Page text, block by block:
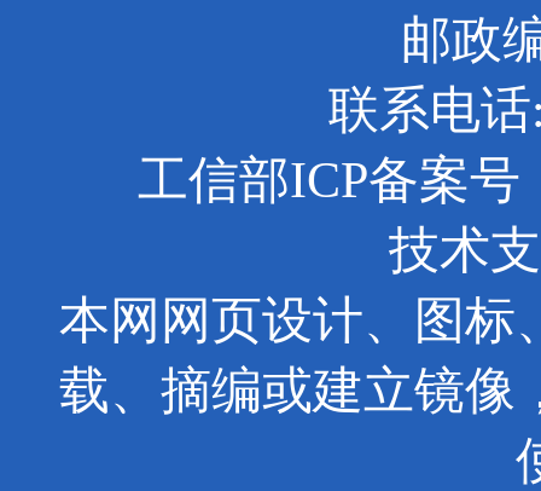
邮政
联系电话
工信部ICP备案号
技术
本网网页设计、图标
载、摘编或建立镜像